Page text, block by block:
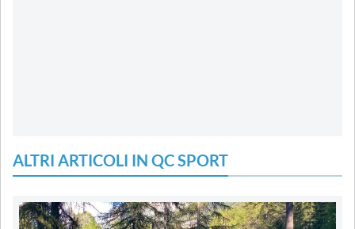
ALTRI ARTICOLI IN QC SPORT